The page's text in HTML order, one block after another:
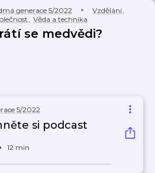
generace 5/2022 Vzdělání,
, Věda a technika
se medvědi?
5/2022
si podcast
12 min